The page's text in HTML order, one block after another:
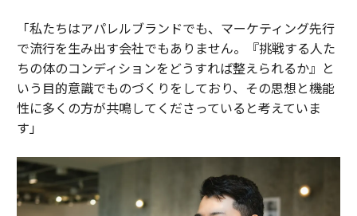
「私たちはアパレルブランドでも、マーケティング先行
で流行を生み出す会社でもありません。『挑戦する人た
ちの体のコンディションをどうすれば整えられるか』と
いう目的意識でものづくりをしており、その思想と機能
性に多くの方が共鳴してくださっていると考えていま
す」